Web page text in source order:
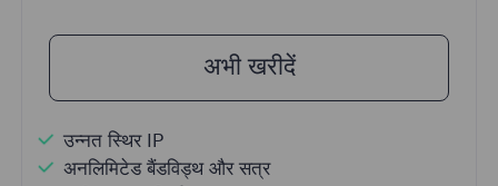
अभी खरीदें
उन्नत स्थिर IP
अनलिमिटेड बैंडविड्थ और सत्र